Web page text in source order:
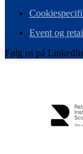
Event og
Følg os på LinkedIn
Vi er det